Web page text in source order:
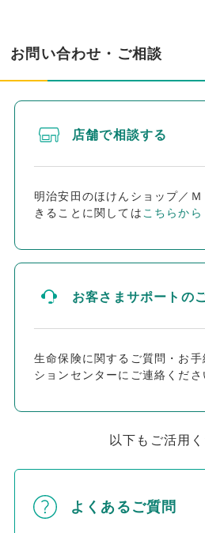
お問い合わせ・ご相談
店舗で相談する
明治安田のほけんショップ／
きることに関してはこちらから
お客さまサポートの
生命保険に関するご質問・お
ションセンターにご連絡くださ
以下もご活用
よくあるご質問